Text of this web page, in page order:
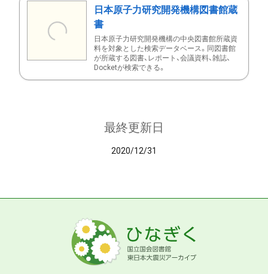
日本原子力研究開発機構図書館蔵
書
日本原子力研究開発機構の中央図書館所蔵資
料を対象とした検索データベース。同図書館
が所蔵する図書、レポート、会議資料、雑誌、
Docketが検索できる。
最終更新日
2020/12/31